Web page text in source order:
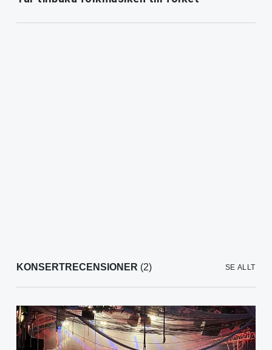
KONSERTRECENSIONER (2) SE ALLT